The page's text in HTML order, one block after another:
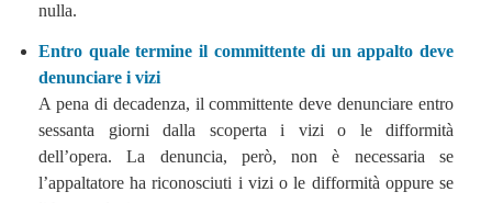
nulla.
Entro quale termine il committente di un appalto deve
denunciare i vizi
A pena di decadenza, il committente deve denunciare entro
sessanta giorni dalla scoperta i vizi o le difformità
dell’opera. La denuncia, però, non è necessaria se
l’appaltatore ha riconosciuti i vizi o le difformità oppure se